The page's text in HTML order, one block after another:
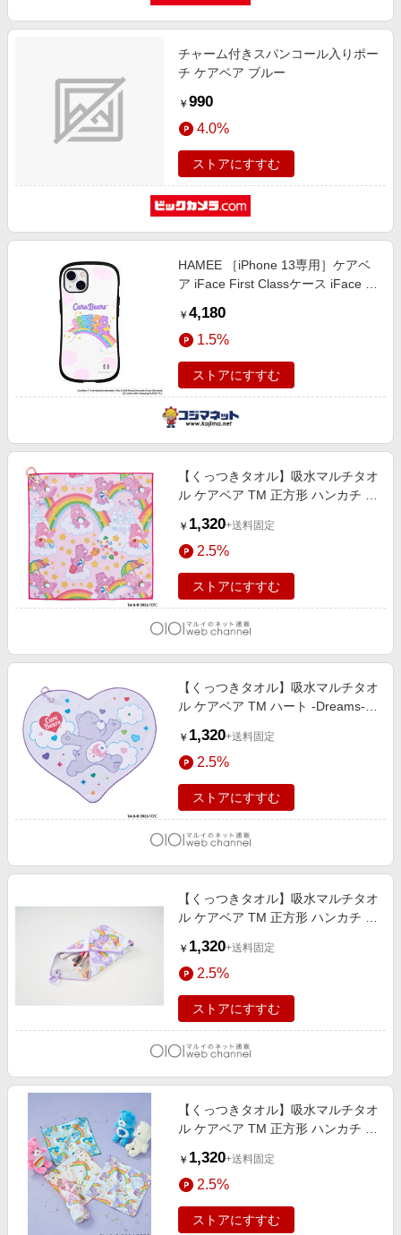
チャーム付きスパンコール入りポー
チ ケアベア ブルー
￥ 990
4.0%
ストアにすすむ
HAMEE ［iPhone 13専用］ケアベ
ア iFace First Classケース iFace ホ
￥ 4,180
1.5%
ストアにすすむ
【くっつきタオル】吸水マルチタオ
ル ケアベア TM 正方形 ハンカチ レ
ンク
￥ 1,320+送料固定
2.5%
ストアにすすむ
【くっつきタオル】吸水マルチタオ
ル ケアベア TM ハート -Dreams-
￥ 1,320+送料固定
2.5%
ストアにすすむ
【くっつきタオル】吸水マルチタオ
ル ケアベア TM 正方形 ハンカチ レ
ープル
￥ 1,320+送料固定
2.5%
ストアにすすむ
【くっつきタオル】吸水マルチタオ
ル ケアベア TM 正方形 ハンカチ レ
リーン
￥ 1,320+送料固定
2.5%
ストアにすすむ